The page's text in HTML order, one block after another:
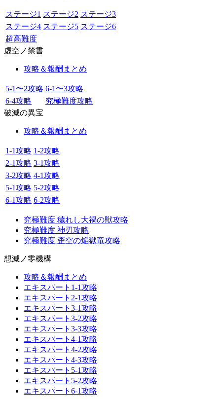
ステージ1 ステージ2 ステージ3
ステージ4 ステージ5 ステージ6
超高難度
虚空ノ禁書
攻略＆報酬まとめ
5-1〜2攻略 6-1〜3攻略
6-4攻略
究極難度攻略
破滅の異宝
攻略＆報酬まとめ
1-1攻略 1-2攻略
2-1攻略 3-1攻略
3-2攻略 4-1攻略
5-1攻略 5-2攻略
6-1攻略 6-2攻略
究極難度 穢れし大禍の獣攻略
究極難度 神刃攻略
究極難度 歪空の焔獄竜攻略
想滅ノ零機構
攻略＆報酬まとめ
エキスパート1-1攻略
エキスパート2-1攻略
エキスパート3-1攻略
エキスパート3-2攻略
エキスパート3-3攻略
エキスパート4-1攻略
エキスパート4-2攻略
エキスパート4-3攻略
エキスパート5-1攻略
エキスパート5-2攻略
エキスパート6-1攻略